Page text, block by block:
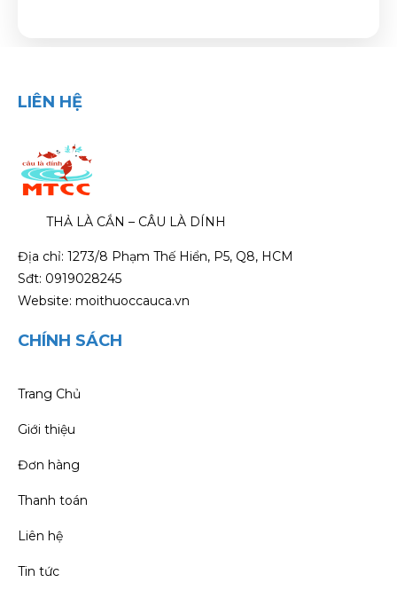
LIÊN HỆ
THẢ LÀ CẮN – CÂU LÀ DÍNH
Địa chỉ: 1273/8 Phạm Thế Hiển, P5, Q8, HCM
Sđt: 0919028245
Website: moithuoccauca.vn
CHÍNH SÁCH
Trang Chủ
Giới thiệu
Đơn hàng
Thanh toán
Liên hệ
Tin tức